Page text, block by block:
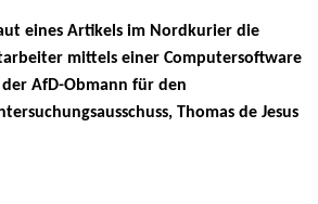
eines Artikels im Nordkurier die
mittels einer Computersoftware
AfD-Obmann für den
Thomas de Jesus